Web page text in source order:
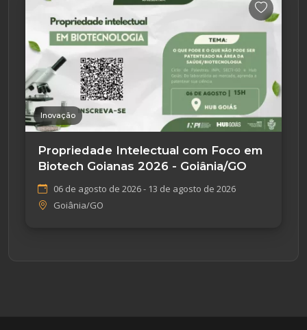
Inovação
Propriedade Intelectual com Foco em
Biotech Goianas 2026 - Goiânia/GO
06 de agosto de 2026 - 13 de agosto de 2026
Goiânia/GO